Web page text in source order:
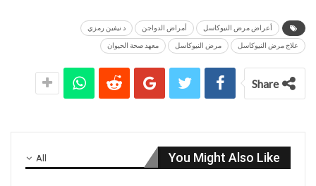
أعراض مرض النيوكاسل أمراض الدواجن د نيفين رمزي
علاج مرض النيوكاسل مرض النيوكاسل معهد صحة الحيوان
Share
All You Might Also Like